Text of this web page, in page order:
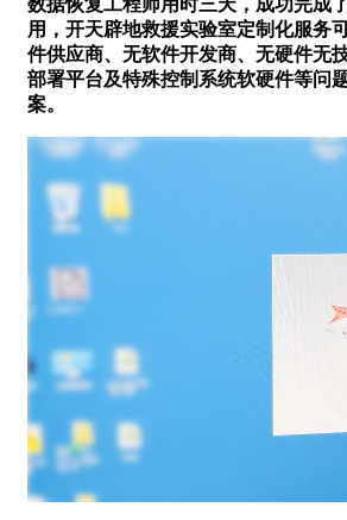
用，开天辟地救援实验室定制化服务
件供应商、无软件开发商、无硬件无
部署平台及特殊控制系统软硬件等问
案。